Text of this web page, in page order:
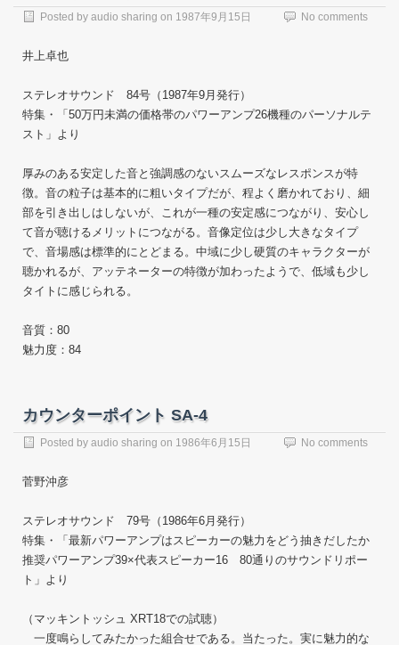
Posted by audio sharing on 1987年9月15日 No comments
井上卓也
ステレオサウンド 84号（1987年9月発行）
特集・「50万円未満の価格帯のパワーアンプ26機種のパーソナルテ
スト」より
厚みのある安定した音と強調感のないスムーズなレスポンスが特
徴。音の粒子は基本的に粗いタイプだが、程よく磨かれており、細
部を引き出しはしないが、これが一種の安定感につながり、安心し
て音が聴けるメリットにつながる。音像定位は少し大きなタイプ
で、音場感は標準的にとどまる。中域に少し硬質のキャラクターが
聴かれるが、アッテネーターの特徴が加わったようで、低域も少し
タイトに感じられる。
音質：80
魅力度：84
カウンターポイント SA-4
Posted by audio sharing on 1986年6月15日 No comments
菅野沖彦
ステレオサウンド 79号（1986年6月発行）
特集・「最新パワーアンプはスピーカーの魅力をどう抽きだしたか
推奨パワーアンプ39×代表スピーカー16 80通りのサウンドリポー
ト」より
（マッキントッシュ XRT18での試聴）
一度鳴らしてみたかった組合せである。当たった。実に魅力的な